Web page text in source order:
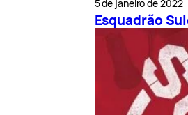
5 de janeiro de 2022
Esquadrão